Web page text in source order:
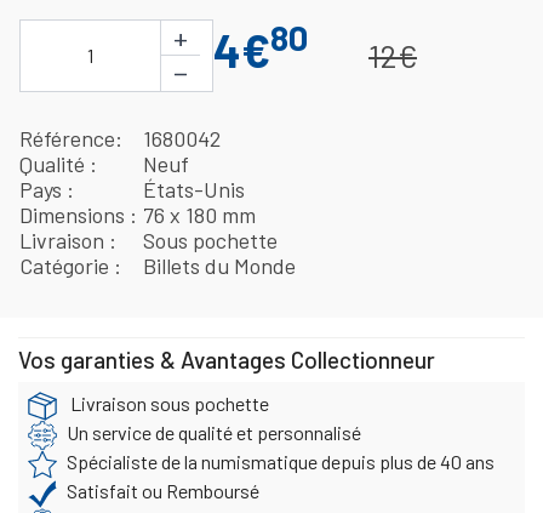
1
+
−
4€80 12€
Référence
1680042
Qualité
Neuf
Pays
États-Unis
Dimensions
76 x 180 mm
Livraison
Sous pochette
Catégorie
Billets du Monde
Vos garanties & Avantages Collectionneur
Livraison sous pochette
Un service de qualité et personnalisé
Spécialiste de la numismatique depuis plus de 40 ans
Satisfait ou Remboursé